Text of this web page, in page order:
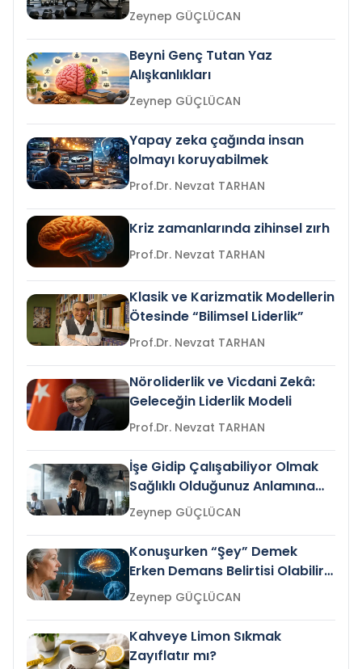
Zeynep GÜÇLÜCAN
Beyni Genç Tutan Yaz
Alışkanlıkları
Zeynep GÜÇLÜCAN
Yapay zeka çağında insan
olmayı koruyabilmek
Prof.Dr. Nevzat TARHAN
Kriz zamanlarında zihinsel zırh
Prof.Dr. Nevzat TARHAN
Klasik ve Karizmatik Modellerin
Ötesinde “Bilimsel Liderlik”
Prof.Dr. Nevzat TARHAN
Nöroliderlik ve Vicdani Zekâ:
Geleceğin Liderlik Modeli
Prof.Dr. Nevzat TARHAN
İşe Gidip Çalışabiliyor Olmak
Sağlıklı Olduğunuz Anlamına
Gelir mi?Zeynep GÜÇLÜCAN
Konuşurken “Şey” Demek
Erken Demans Belirtisi Olabilir
mi?
Zeynep GÜÇLÜCAN
Kahveye Limon Sıkmak
Zayıflatır mı?